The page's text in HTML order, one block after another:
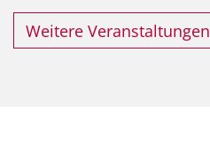
Weitere Veranstaltungen